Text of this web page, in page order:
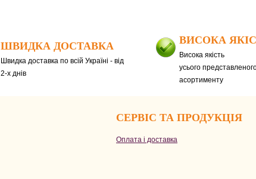
ШВИДКА ДОСТАВКА
Швидка доставка по всій Україні - від
2-х днів
ВИСОКА
Висока якість
усього
асортименту
СЕРВІС ТА ПРОДУКЦІЯ
Оплата і доставка